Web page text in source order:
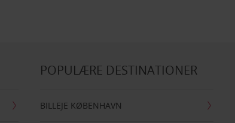
POPULÆRE DESTINATIONER
BILLEJE KØBENHAVN